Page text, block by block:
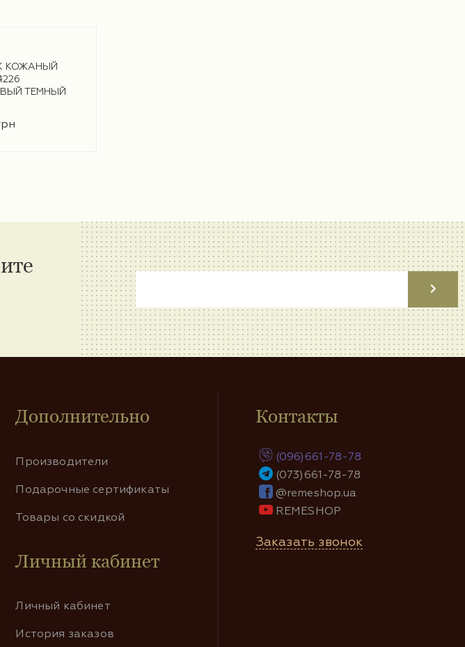
КОЖАНЫЙ
ТЕМНЫЙ
Дополнительно
Производители
Подарочные сертификаты
Товары со скидкой
Личный кабинет
Личный кабинет
История заказов
Контакты
(096)661-78-78
(073)661-78-78
@remeshop.ua
REMESHOP
Заказать звонок